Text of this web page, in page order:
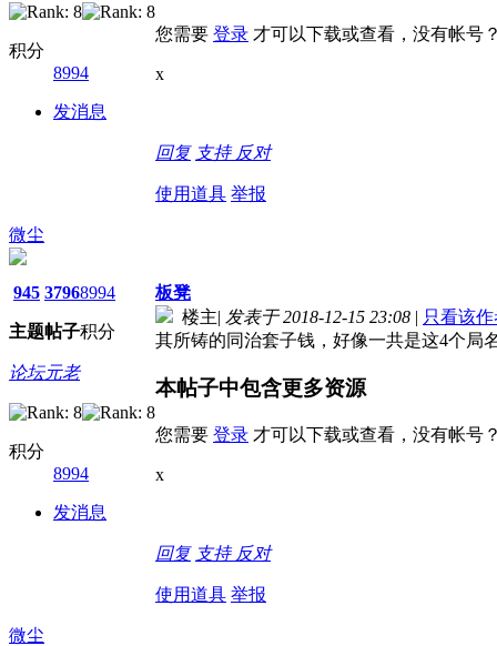
积分
8994
发消息
您需要 登录 才可以下载或查看，没有帐号
x
回复 支持 反对
使用道具 举报
微尘
945
主题
3796
帖子
8994
积分
论坛元老
积分
8994
发消息
板凳
楼主| 发表于 2018-12-15 23:08 | 只看该
其所铸的同治套子钱，好像一共是这4个局
本帖子中包含更多资源
您需要 登录 才可以下载或查看，没有帐号
x
回复 支持 反对
使用道具 举报
微尘